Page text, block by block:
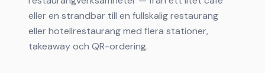
eller en strandbar till en fullskalig restaurang
eller hotellrestaurang med flera stationer,
takeaway och QR-ordering.